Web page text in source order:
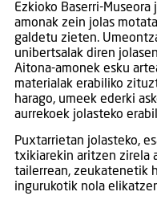
Ezkioko Baserri-
amonak zein jolas
galdetu zieten.
unibertsalak diren
Aitona-amonek esku
materialak erabiliko
harago, umeek ederki
aurrekoek jolasteko
Puxtarrietan jolasteko,
txikiarekin aritzen zirela
tailerrean, zeukatenetik
ingurukotik nola